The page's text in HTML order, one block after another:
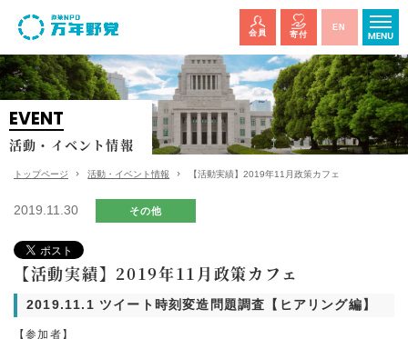
会員 寄付
EN
EVENT
活動・イベント情報
トップページ 活動・イベント情報 【活動実績】2019年11月政策カフェ
2019.11.30 その他
【活動実績】2019年11月政策カフェ
2019.11.1 ツイート時刻変造問題調査【ヒアリング編】
【参加者】